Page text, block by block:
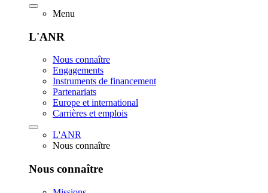
Menu
L'ANR
Nous connaître
Engagements
Instruments de financement
Partenariats
Europe et international
Carrières et emplois
L'ANR
Nous connaître
Nous connaître